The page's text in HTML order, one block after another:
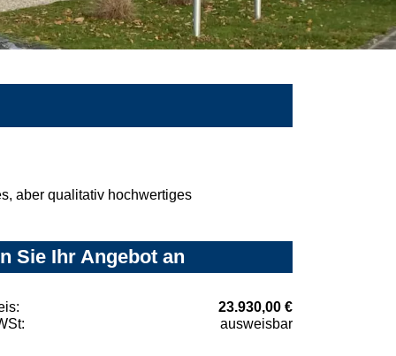
aber qualitativ hochwertiges
Sie Ihr Angebot an
23.930,00 €
ausweisbar